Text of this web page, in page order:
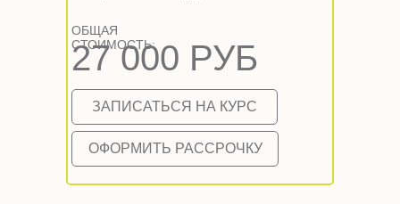
27 000 РУБ
ОБЩАЯ
СТОИМОСТЬ:
ЗАПИСАТЬСЯ НА КУРС
ОФОРМИТЬ РАССРОЧКУ